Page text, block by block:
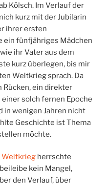
Kölsch. Im Verlauf der
kurz mit der Jubilarin
ihrer ersten
ein fünfjähriges Mädchen
ihr Vater aus dem
kurz überlegen, bis mir
Weltkrieg sprach. Da
Rücken, ein direkter
solch fernen Epoche
in wenigen Jahren nicht
Geschichte ist Thema
möchte.
Weltkrieg herrschte
kein Mangel,
den Verlauf, über